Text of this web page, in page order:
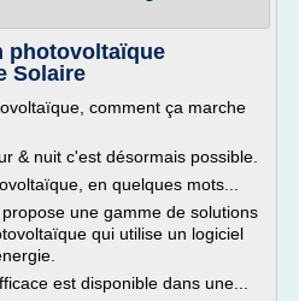
photovoltaïque
Solaire
comment ça marche
& nuit c'est désormais possible.
en quelques mots...
une gamme de solutions
qui utilise un logiciel
est disponible dans une...